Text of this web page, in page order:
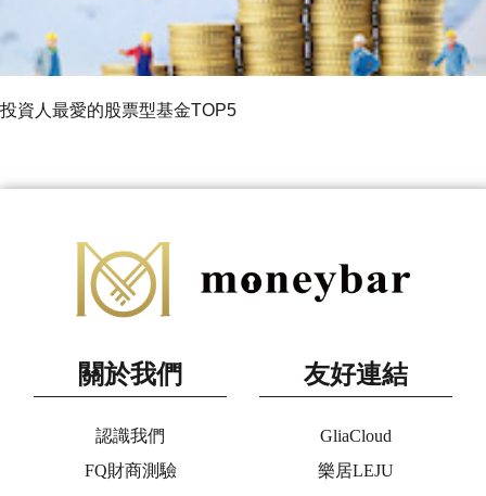
投資人最愛的股票型基金TOP5
關於我們
認識我們
FQ財商測驗
友好連結
GliaCloud
樂居LEJU